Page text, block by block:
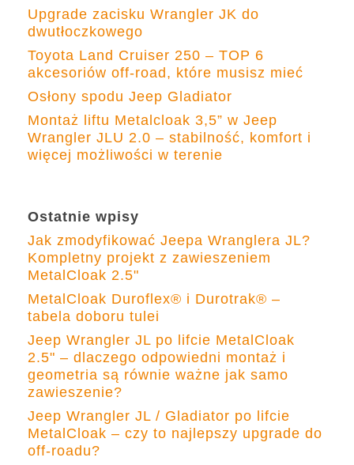
Upgrade zacisku Wrangler JK do
dwutłoczkowego
Toyota Land Cruiser 250 – TOP 6
akcesoriów off-road, które musisz mieć
Osłony spodu Jeep Gladiator
Montaż liftu Metalcloak 3,5” w Jeep
Wrangler JLU 2.0 – stabilność, komfort i
więcej możliwości w terenie
Ostatnie wpisy
Jak zmodyfikować Jeepa Wranglera JL?
Kompletny projekt z zawieszeniem
MetalCloak 2.5"
MetalCloak Duroflex® i Durotrak® –
tabela doboru tulei
Jeep Wrangler JL po lifcie MetalCloak
2.5" – dlaczego odpowiedni montaż i
geometria są równie ważne jak samo
zawieszenie?
Jeep Wrangler JL / Gladiator po lifcie
MetalCloak – czy to najlepszy upgrade do
off-roadu?